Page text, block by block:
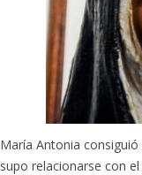
María Antonia
supo relacionarse con